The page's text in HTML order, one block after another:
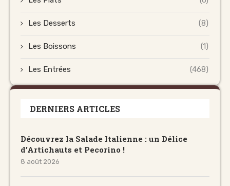
Les Desserts (8)
Les Boissons (1)
Les Entrées (468)
DERNIERS ARTICLES
Découvrez la Salade Italienne : un Délice
d’Artichauts et Pecorino !
8 août 2026